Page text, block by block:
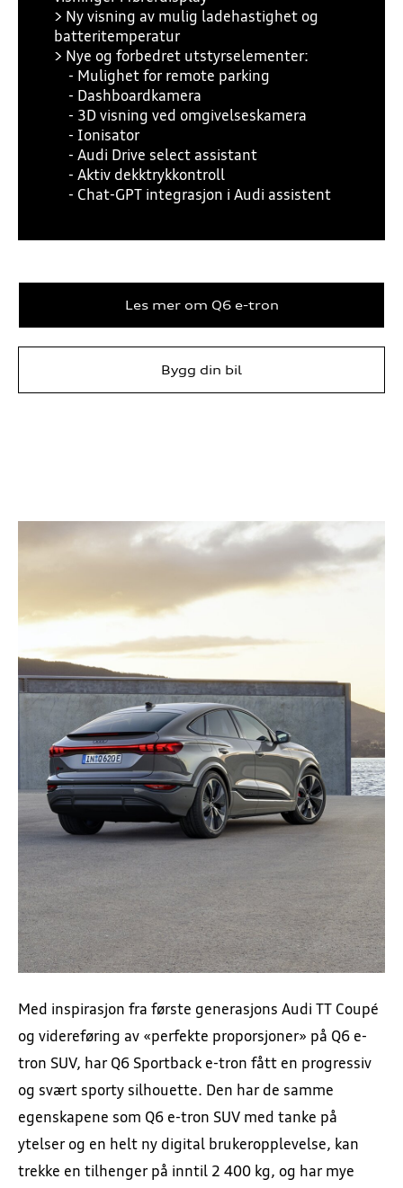
> Ny visning av mulig ladehastighet og
batteritemperatur
> Nye og forbedret utstyrselementer:
- Mulighet for remote parking
- Dashboardkamera
- 3D visning ved omgivelseskamera
- Ionisator
- Audi Drive select assistant
- Aktiv dekktrykkontroll
- Chat-GPT integrasjon i Audi assistent
Les mer om Q6 e-tron
Bygg din bil
Med inspirasjon fra første generasjons Audi TT Coupé
og videreføring av «perfekte proporsjoner» på Q6 e-
tron SUV, har Q6 Sportback e-tron fått en progressiv
og svært sporty silhouette. Den har de samme
egenskapene som Q6 e-tron SUV med tanke på
ytelser og en helt ny digital brukeropplevelse, kan
trekke en tilhenger på inntil 2 400 kg, og har mye